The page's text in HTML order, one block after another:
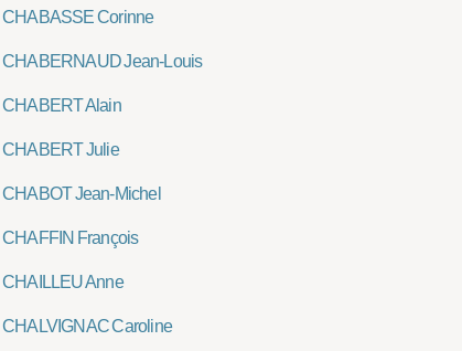
CHABASSE Corinne
CHABERNAUD Jean-Louis
CHABERT Alain
CHABERT Julie
CHABOT Jean-Michel
CHAFFIN François
CHAILLEU Anne
CHALVIGNAC Caroline